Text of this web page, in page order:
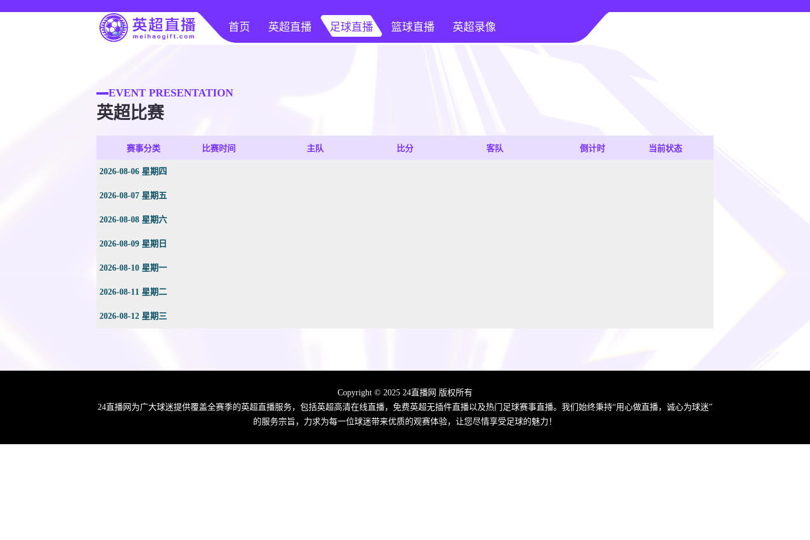
首页 英超直播 足球直播 篮球直播 英超录像
EVENT PRESENTATION
英超比赛
赛事分类 比赛时间 主队 比分 客队 倒计时 当前状态
2026-08-06 星期四
2026-08-07 星期五
2026-08-08 星期六
2026-08-09 星期日
2026-08-10 星期一
2026-08-11 星期二
2026-08-12 星期三
Copyright © 2025 24直播网 版权所有
24直播网为广大球迷提供覆盖全赛季的英超直播服务，包括英超高清在线直播，免费英超无插件直播以及热门足球赛事直播。我们始终秉持“用心做直播，诚心为球迷”
的服务宗旨，力求为每一位球迷带来优质的观赛体验，让您尽情享受足球的魅力！